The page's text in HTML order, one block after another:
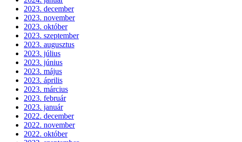
2023. december
2023. november
2023. október
2023. szeptember
2023. augusztus
2023. július
2023. június
2023. május
2023. április
2023. március
2023. február
2023. január
2022. december
2022. november
2022. október